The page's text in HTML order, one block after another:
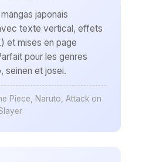
japonais
texte vertical, effets
et mises en page
pour les genres
seinen et josei.
Piece, Naruto, Attack on